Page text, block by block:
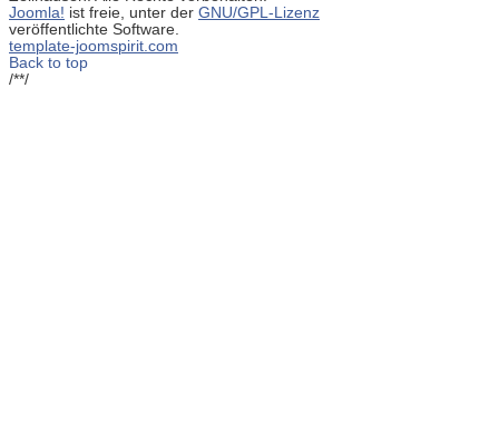
Joomla! ist freie, unter der GNU/GPL-Lizenz
veröffentlichte Software.
template-joomspirit.com
Back to top
/**/